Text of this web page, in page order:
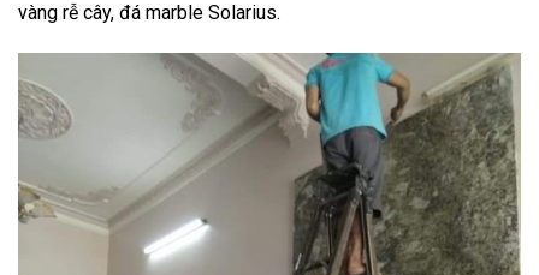
vàng rễ cây, đá marble Solarius.